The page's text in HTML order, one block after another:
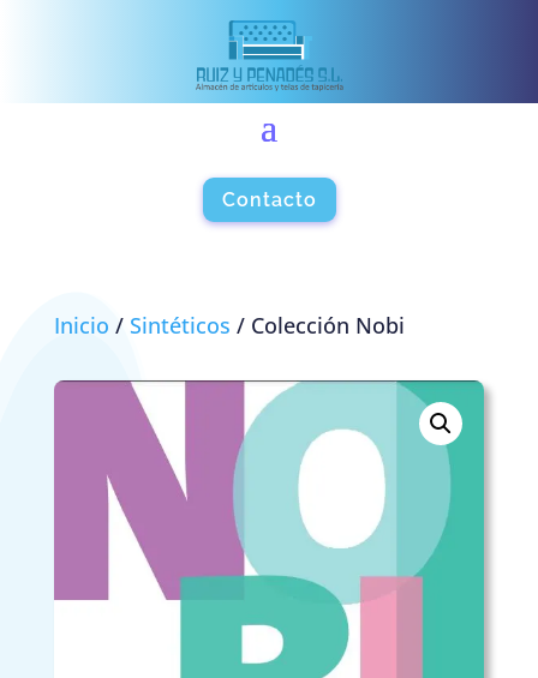
Contacto
Inicio / Sintéticos / Colección Nobi